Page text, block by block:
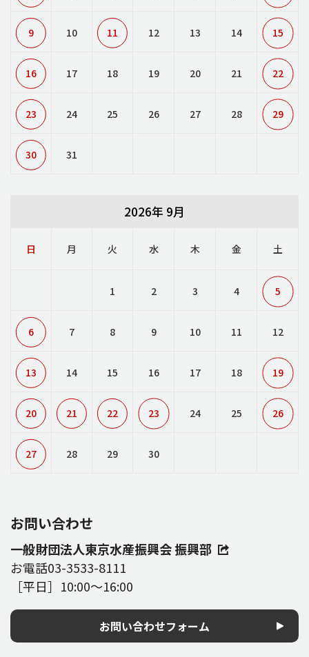
9 10 11 12 13 14 15
16 17 18 19 20 21 22
23 24 25 26 27 28 29
30 31
2026年 9月
日 月 火 水 木 金 土
1 2 3 4 5
6 7 8 9 10 11 12
13 14 15 16 17 18 19
20 21 22 23 24 25 26
27 28 29 30
お問い合わせ
一般財団法人東京水産振興会 振興部
お電話03-3533-8111
［平日］10:00～16:00
お問い合わせフォーム